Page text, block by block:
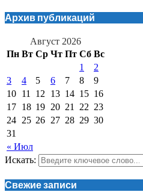
Архив публикаций
Август 2026
Пн Вт Ср Чт Пт Сб Вс
« Июл
1
2
3
4 5 6 7 8
9
10 11 12 13 14 15 16
17 18 19 20 21 22 23
24 25 26 27 28 29 30
31
Искать:
Свежие записи